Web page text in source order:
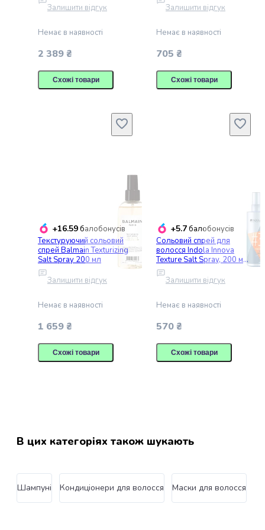
Дверцята
котів
гігієна
для
Туалети
кішок
котячих
туалетів
Аксесуари
котячих
туалетів
Засоби
догляду
ротовою
порожниною
Засоби
для
для
вухами
котів
Засоби
Залишити відгук
Немає в наявності
2 389 ₴
Схожі товари
Залишити відгук
Немає в наявності
705 ₴
Схожі товари
+16.59балобонусів
Текстуруючий сольовий
спрей Balmain Texturizing
Salt Spray 200 мл
Залишити відгук
Немає в наявності
1 659 ₴
Схожі товари
+5.7балобонусів
Сольовий спрей для
волосся Indola Innova
Texture Salt Spray, 200 мл
(2706235)
Залишити відгук
Немає в наявності
570 ₴
Схожі товари
В цих категоріях також шукають
Шампуні Кондиціонери для волосся Маски для волосся